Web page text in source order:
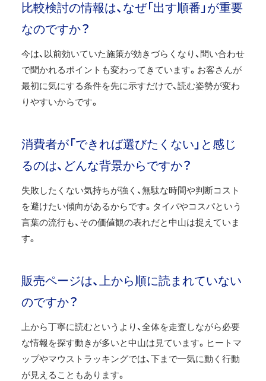
比較検討の情報は、なぜ「出す順番」が重要
なのですか？
今は、以前効いていた施策が効きづらくなり、問い合わせ
で聞かれるポイントも変わってきています。お客さんが
最初に気にする条件を先に示すだけで、読む姿勢が変わ
りやすいからです。
消費者が「できれば選びたくない」と感じ
るのは、どんな背景からですか？
失敗したくない気持ちが強く、無駄な時間や判断コスト
を避けたい傾向があるからです。タイパやコスパという
言葉の流行も、その価値観の表れだと中山は捉えていま
す。
販売ページは、上から順に読まれていない
のですか？
上から丁寧に読むというより、全体を走査しながら必要
な情報を探す動きが多いと中山は見ています。ヒートマ
ップやマウストラッキングでは、下まで一気に動く行動
が見えることもあります。